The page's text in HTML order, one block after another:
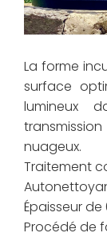
La forme
surface
lumineux
nuageux.
Traitement
Épaisseur de
Procédé de